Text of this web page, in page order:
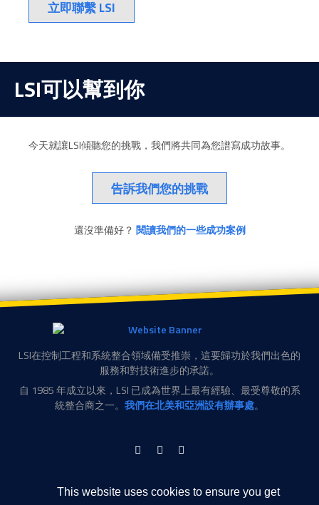
This website uses cookies to ensure you get
立即聯繫 LSI
LSI可以幫到你
今天就讓LSI傾聽您的挑戰，我們將共同為您譜寫成功故事。
告訴我們您的挑戰
還沒準備好？ 閱讀我們的一些成功案例
LSI在控制工程和系統整合領域備受推崇，這要歸功於我們出色的
服務和對技術進步的承諾。
自 1985 年成立以來，LSI 已成為世界上最有經驗、最受尊敬的系
統整合商之一。 我們在北美和亞洲設有辦事處。
LinkedInFacebookTwitter
瑞光路76巷63號6樓